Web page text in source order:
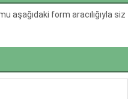
aşağıdaki form aracılığıyla siz